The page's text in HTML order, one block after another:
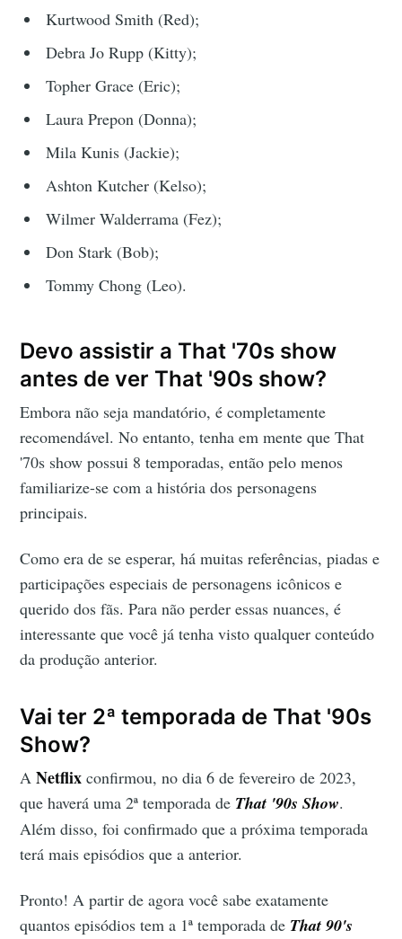
Kurtwood Smith (Red);
Debra Jo Rupp (Kitty);
Topher Grace (Eric);
Laura Prepon (Donna);
Mila Kunis (Jackie);
Ashton Kutcher (Kelso);
Wilmer Walderrama (Fez);
Don Stark (Bob);
Tommy Chong (Leo).
Devo assistir a That '70s show
antes de ver That '90s show?
Embora não seja mandatório, é completamente
recomendável. No entanto, tenha em mente que That
'70s show possui 8 temporadas, então pelo menos
familiarize-se com a história dos personagens
principais.
Como era de se esperar, há muitas referências, piadas e
participações especiais de personagens icônicos e
querido dos fãs. Para não perder essas nuances, é
interessante que você já tenha visto qualquer conteúdo
da produção anterior.
Vai ter 2ª temporada de That '90s
Show?
ANetflix confirmou, no dia 6 de fevereiro de 2023,
que haverá uma 2ª temporada de That '90s Show.
Além disso, foi confirmado que a próxima temporada
terá mais episódios que a anterior.
Pronto! A partir de agora você sabe exatamente
quantos episódios tem a 1ª temporada de That 90's